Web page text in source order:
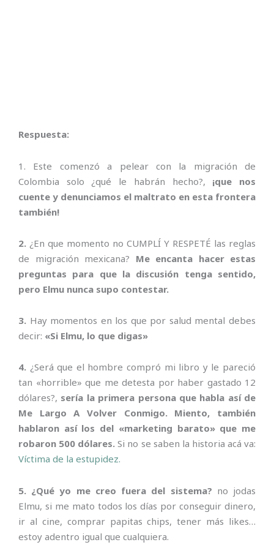
Respuesta:
1. Este comenzó a pelear con la migración de
Colombia solo ¿qué le habrán hecho?, ¡que nos
cuente y denunciamos el maltrato en esta frontera
también!
2. ¿En que momento no CUMPLÍ Y RESPETÉ las reglas
de migración mexicana? Me encanta hacer estas
preguntas para que la discusión tenga sentido,
pero Elmu nunca supo contestar.
3. Hay momentos en los que por salud mental debes
decir: «Si Elmu, lo que digas»
4. ¿Será que el hombre compró mi libro y le pareció
tan «horrible» que me detesta por haber gastado 12
dólares?, sería la primera persona que habla así de
Me Largo A Volver Conmigo. Miento, también
hablaron así los del «marketing barato» que me
robaron 500 dólares. Si no se saben la historia acá va:
Víctima de la estupidez.
5. ¿Qué yo me creo fuera del sistema? no jodas
Elmu, si me mato todos los días por conseguir dinero,
ir al cine, comprar papitas chips, tener más likes…
estoy adentro igual que cualquiera.